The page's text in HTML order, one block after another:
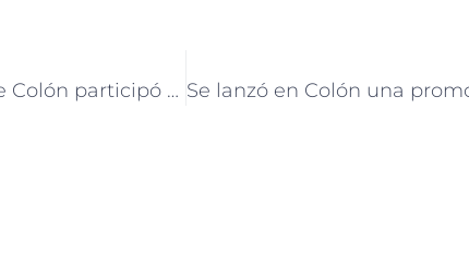
El Museo Histórico de Colón participó en el Encuentro Regional por el Día Internacional de los Museos